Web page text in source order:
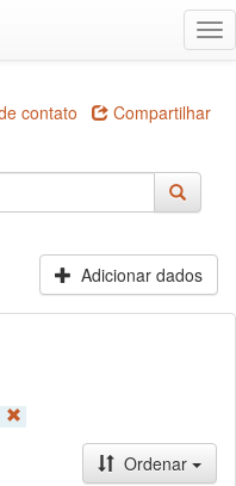
contato Compartilhar
Adicionar dados
Ordenar